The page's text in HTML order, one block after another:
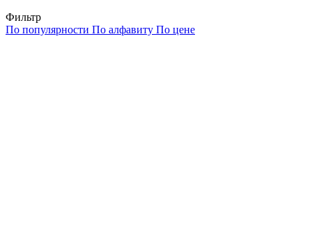
Фильтр
По популярности По алфавиту По цене